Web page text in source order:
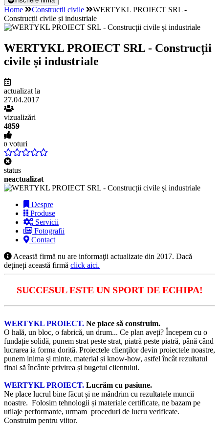
Home Constructii civile
WERTYKL PROIECT SRL -
Construcții civile și industriale
WERTYKL PROIECT SRL - Construcții
civile și industriale
actualizat la
27.04.2017
vizualizări
4859
0 voturi
status
neactualizat
Despre
Produse
Servicii
Fotografii
Contact
Această firmă nu are informaţii actualizate din 2017. Dacă
dețineți această firmă click aici.
SUCCESUL ESTE UN SPORT DE ECHIPA!
WERTYKL PROIECT. Ne place să construim.
O hală, un bloc, o fabrică, un drum... Ce plan aveți? Începem cu o
fundație solidă, punem strat peste strat, piatră peste piatră, până când
lucrarea ia forma dorită. Proiectele clienților devin proiectele noastre,
punem inima și minte, material și know-how, astfel încât rezultatul
final să încânte privirea și bugetul clientului.
WERTYKL PROIECT. Lucrăm cu pasiune.
Ne place lucrul bine făcut și ne mândrim cu rezultatele muncii
noastre. Folosim tehnologii și materiale certificate, ne bazam pe
utilaje performante, urmam proceduri de lucru verificate.
Construim pentru viitor.